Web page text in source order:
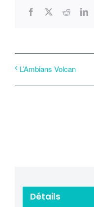
Facebook
X Reddit
L’Ambians Volcan
Détails